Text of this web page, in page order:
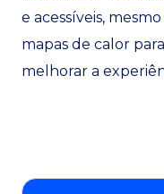
e acessíveis,
mapas de calor
melhorar a